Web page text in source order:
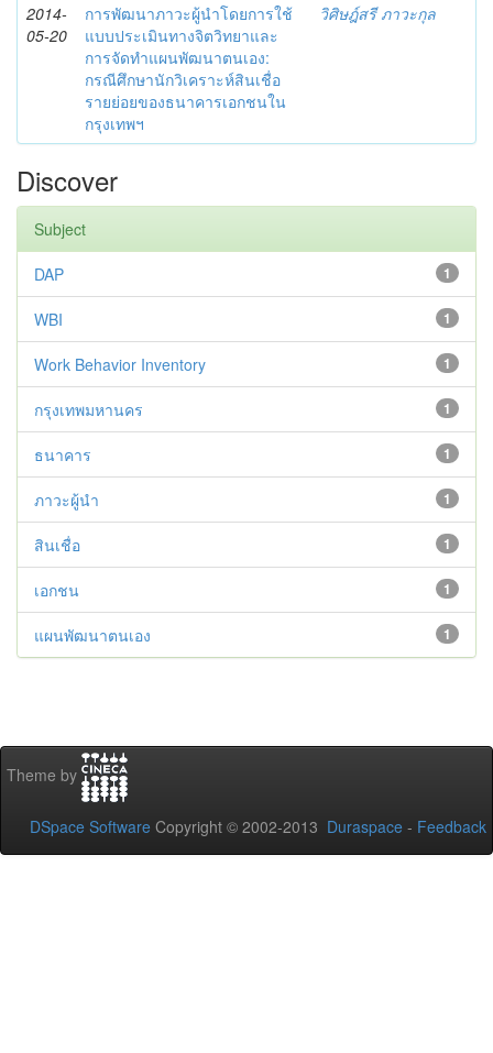
2014-
05-20
การพัฒนาภาวะผู้นำโดยการใช้
แบบประเมินทางจิตวิทยาและ
การจัดทำแผนพัฒนาตนเอง:
กรณีศึกษานักวิเคราะห์สินเชื่อ
รายย่อยของธนาคารเอกชนใน
กรุงเทพฯ
วิศิษฎ์สรี ภาวะกุล
Discover
Subject
1
DAP
1
WBI
1
Work Behavior Inventory
1
กรุงเทพมหานคร
1
ธนาคาร
1
ภาวะผู้นำ
1
สินเชื่อ
1
เอกชน
1
แผนพัฒนาตนเอง
Theme by
DSpace Software Copyright © 2002-2013 Duraspace - Feedback